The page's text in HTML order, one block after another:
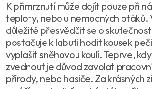
K přimrznutí může dojít pouze při
teploty, nebo u nemocných ptáků.
důležité přesvědčit se o
postačuje k labuti hodit kousek
vyplašit sněhovou koulí. Teprve,
zvednout je důvod zavolat
přírody, nebo hasiče. Za krásných